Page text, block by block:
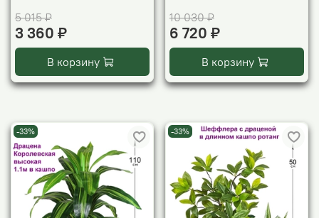
5 015 ₽
3 360 ₽
В корзину
10 030 ₽
6 720 ₽
В корзину
-33% -33%